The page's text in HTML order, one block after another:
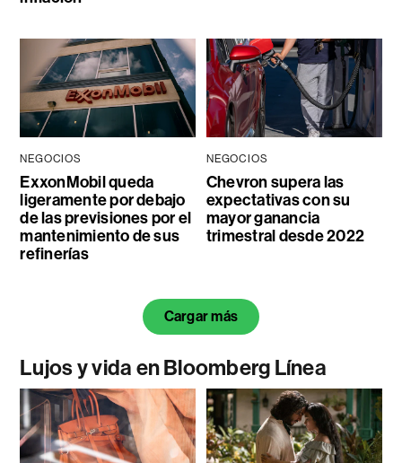
NEGOCIOS
ExxonMobil queda
ligeramente por debajo
de las previsiones por el
mantenimiento de sus
refinerías
NEGOCIOS
Chevron supera las
expectativas con su
mayor ganancia
trimestral desde 2022
Cargar más
Lujos y vida en Bloomberg Línea